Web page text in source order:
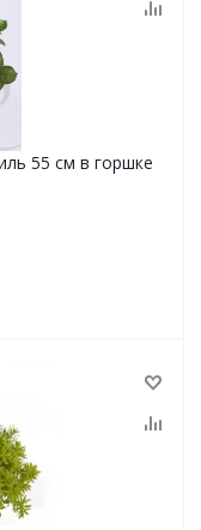
55 см в горшке